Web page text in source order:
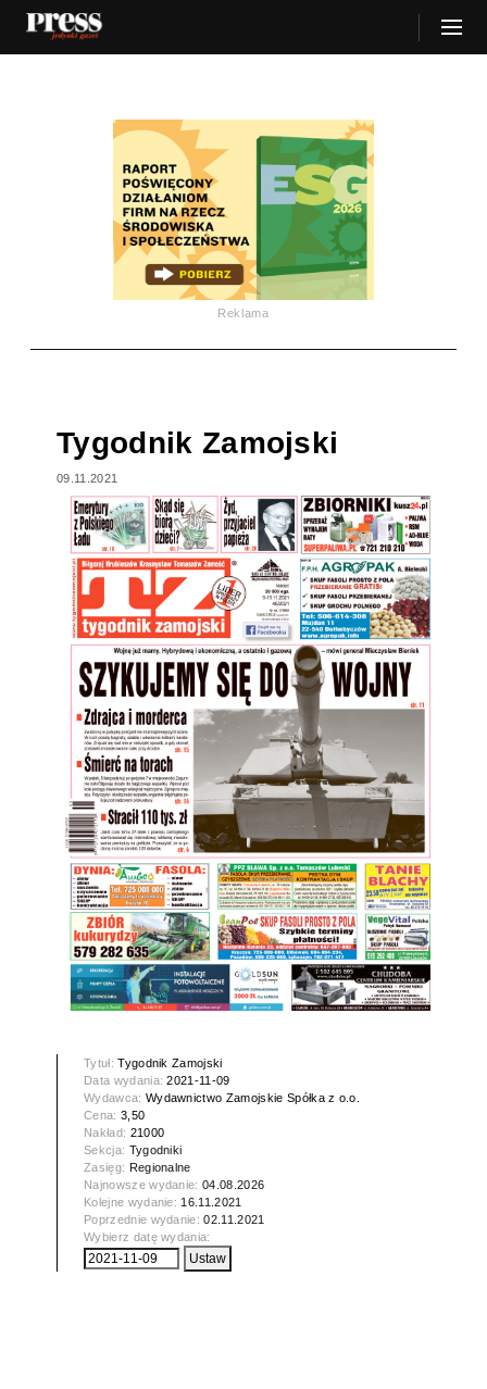
Reklama
Tygodnik Zamojski
09.11.2021
Tytuł:Tygodnik Zamojski
Data wydania:2021-11-09
Wydawca: Wydawnictwo Zamojskie Spółka z o.o.
Cena: 3,50
Nakład: 21000
Sekcja: Tygodniki
Zasięg: Regionalne
Najnowsze wydanie:04.08.2026
Kolejne wydanie: 16.11.2021
Poprzednie wydanie:02.11.2021
Wybierz datę wydania: